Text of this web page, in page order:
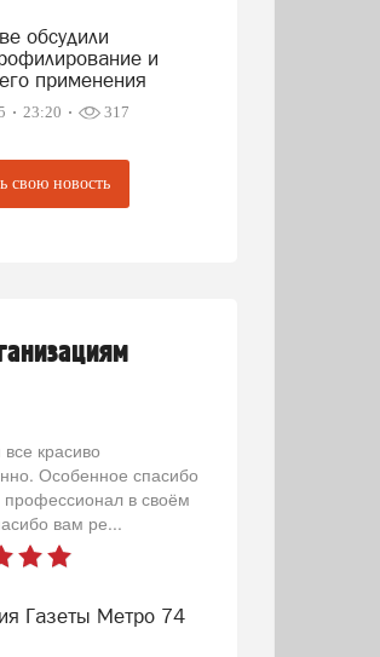
обсудили
и
применения
23:20 317
свою новость
красиво
Особенное спасибо
в своём
вам ре...
Газеты Метро 74